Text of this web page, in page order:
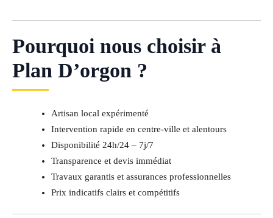
Pourquoi nous choisir à
Plan D’orgon ?
Artisan local expérimenté
Intervention rapide en centre-ville et alentours
Disponibilité 24h/24 – 7j/7
Transparence et devis immédiat
Travaux garantis et assurances professionnelles
Prix indicatifs clairs et compétitifs